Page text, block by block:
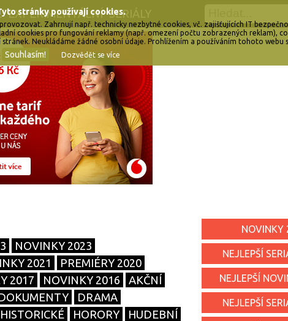
EXPERIMENTÁLNÍ SERIÁLY
NOVINKY 2023
2021
PREMIÉRY 2020
2017 NOVINKY 2016
AKČNÍ
DRAMA
HISTORICKÉ HORORY
HUDEBNÍ
NOVINKY
NEJLEPŠÍ
NEJLEPŠÍ
NEJLEPŠÍ
stránky používají cookies.
Zahrnují např. technicky nezbytné cookies, vč. zajišťujících IT
cookies pro fungování reklamy (např. omezení počtu zobrazených reklam),
Neukládáme žádné osobní údaje. Prohlížením a používáním tohoto webu
Souhlasím! Dozvědět se více